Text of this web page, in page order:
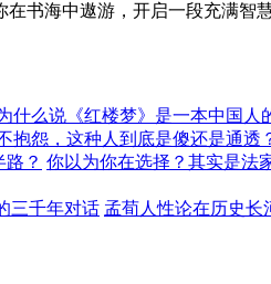
书海中遨游，开启一段充满智
什么说《红楼梦》是一本中国人
抱怨，这种人到底是傻还是通透
？ 你以为你在选择？其实是法
三千年对话 孟荀人性论在历史长